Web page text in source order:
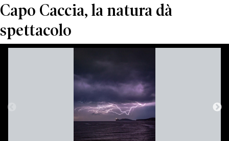
Capo Caccia, la natura dà
spettacolo